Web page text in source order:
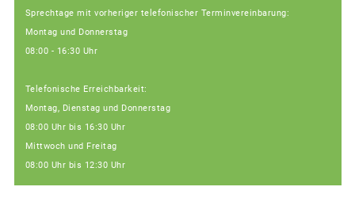
Sprechtage mit vorheriger telefonischer Terminvereinbarung:
Montag und Donnerstag
08:00 - 16:30 Uhr
Telefonische Erreichbarkeit:
Montag, Dienstag und Donnerstag
08:00 Uhr bis 16:30 Uhr
Mittwoch und Freitag
08:00 Uhr bis 12:30 Uhr